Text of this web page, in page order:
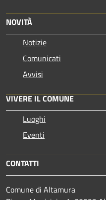
NOVITÀ
Notizie
Comunicati
Avvisi
VIVERE IL COMUNE
Luoghi
Eventi
CONTATTI
Comune di Altamura